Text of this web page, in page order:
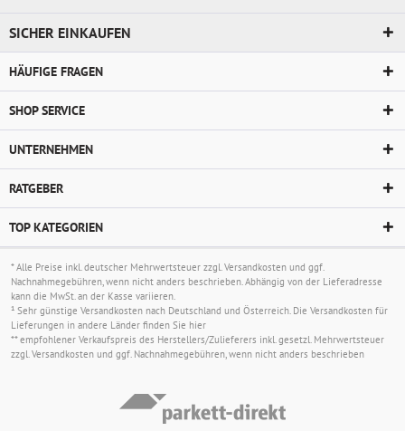
SICHER EINKAUFEN
HÄUFIGE FRAGEN
SHOP SERVICE
UNTERNEHMEN
RATGEBER
TOP KATEGORIEN
* Alle Preise inkl. deutscher Mehrwertsteuer zzgl. Versandkosten und ggf.
Nachnahmegebühren, wenn nicht anders beschrieben. Abhängig von der Lieferadresse
kann die MwSt. an der Kasse variieren.
¹ Sehr günstige Versandkosten nach Deutschland und Österreich. Die Versandkosten für
Lieferungen in andere Länder finden Sie hier
** empfohlener Verkaufspreis des Herstellers/Zulieferers inkl. gesetzl. Mehrwertsteuer
zzgl. Versandkosten und ggf. Nachnahmegebühren, wenn nicht anders beschrieben